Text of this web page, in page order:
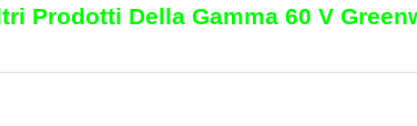
Prodotti Della Gamma 60 V